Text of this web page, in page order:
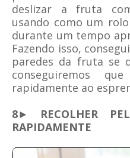
deslizar a fruta
usando como um
durante um tempo
Fazendo isso,
paredes da fruta se
conseguiremos
rapidamente ao
8► RECOLHER
RAPIDAMENTE